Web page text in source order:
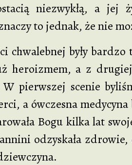
niezwykłą, a jej
to jednak, że nie
były bardzo
heroizmem, a z
pierwszej scenie
a ówczesna
Bogu kilka lat
odzyskała